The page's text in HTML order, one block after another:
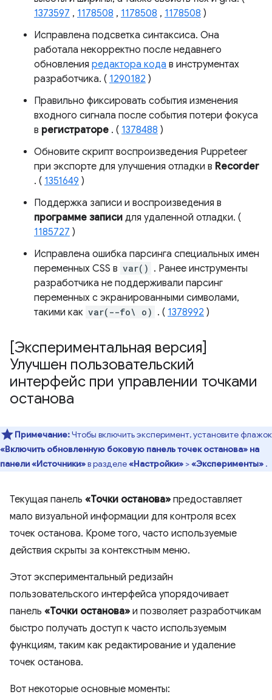
1373597 , 1178508 , 1178508 , 1178508 )
Исправлена ​​подсветка синтаксиса. Она
работала некорректно после недавнего
обновления редактора кода в инструментах
разработчика. ( 1290182 )
Правильно фиксировать события изменения
входного сигнала после события потери фокуса
в регистраторе . ( 1378488 )
Обновите скрипт воспроизведения Puppeteer
при экспорте для улучшения отладки в Recorder
. ( 1351649 )
Поддержка записи и воспроизведения в
программе записи для удаленной отладки. (
1185727 )
Исправлена ​​ошибка парсинга специальных имен
переменных CSS в var() . Ранее инструменты
разработчика не поддерживали парсинг
переменных с экранированными символами,
такими как var(--fo\ o) . ( 1378992 )
[Экспериментальная версия]
Улучшен пользовательский
интерфейс при управлении точками
останова
Примечание:Чтобы включить эксперимент, установите флажок
«Включить обновленную боковую панель точек останова» на
панели «Источники»в разделе«Настройки» >«Эксперименты» .
Текущая панель «Точки останова» предоставляет
мало визуальной информации для контроля всех
точек останова. Кроме того, часто используемые
действия скрыты за контекстным меню.
Этот экспериментальный редизайн
пользовательского интерфейса упорядочивает
панель «Точки останова» и позволяет разработчикам
быстро получать доступ к часто используемым
функциям, таким как редактирование и удаление
точек останова.
Вот некоторые основные моменты: